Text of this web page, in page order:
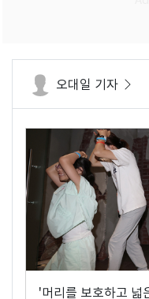
오대일 기자
'머리를 보호하고 넓